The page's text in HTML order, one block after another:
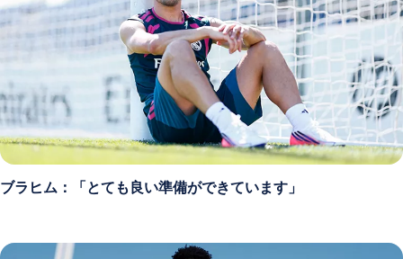
ブラヒム：「とても良い準備ができています」